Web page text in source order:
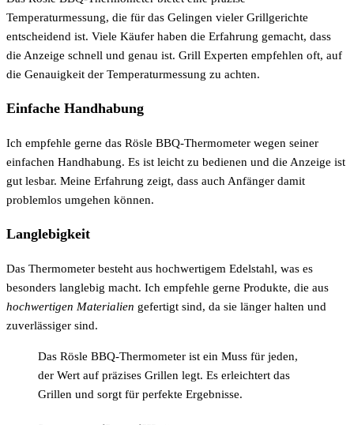
Temperaturmessung, die für das Gelingen vieler Grillgerichte
entscheidend ist. Viele Käufer haben die Erfahrung gemacht, dass
die Anzeige schnell und genau ist. Grill Experten empfehlen oft, auf
die Genauigkeit der Temperaturmessung zu achten.
Einfache Handhabung
Ich empfehle gerne das Rösle BBQ-Thermometer wegen seiner
einfachen Handhabung. Es ist leicht zu bedienen und die Anzeige ist
gut lesbar. Meine Erfahrung zeigt, dass auch Anfänger damit
problemlos umgehen können.
Langlebigkeit
Das Thermometer besteht aus hochwertigem Edelstahl, was es
besonders langlebig macht. Ich empfehle gerne Produkte, die aus
hochwertigen Materialien gefertigt sind, da sie länger halten und
zuverlässiger sind.
Das Rösle BBQ-Thermometer ist ein Muss für jeden,
der Wert auf präzises Grillen legt. Es erleichtert das
Grillen und sorgt für perfekte Ergebnisse.